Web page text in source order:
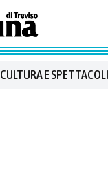
CULTURA E SPETTACOLI